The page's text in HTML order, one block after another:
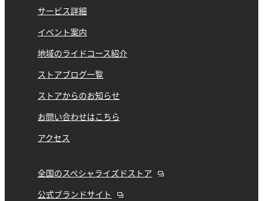
サービス詳細
イベント案内
地域のライドコース紹介
ストアブログ一覧
ストアからのお知らせ
お問い合わせはこちら
アクセス
全国のスペシャライズドストア
公式ブランドサイト